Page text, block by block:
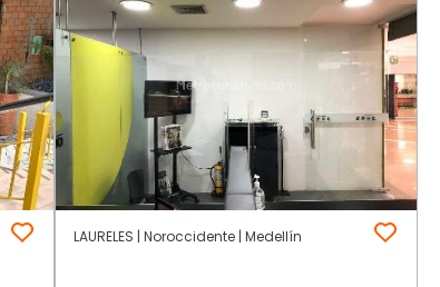
LAURELES | Noroccidente | Medellín